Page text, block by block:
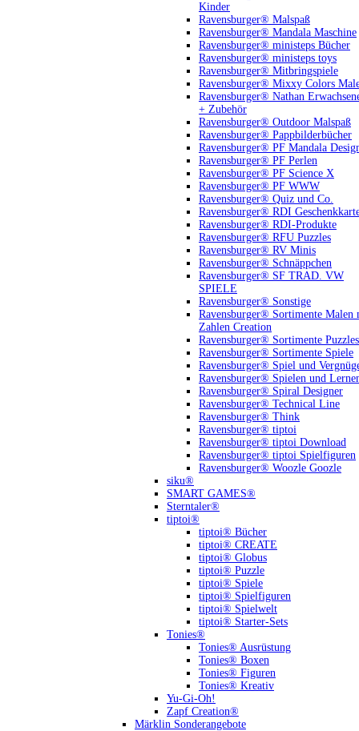
Kinder
Ravensburger® Malspaß
Ravensburger® Mandala Maschine
Ravensburger® ministeps Bücher
Ravensburger® ministeps toys
Ravensburger® Mitbringspiele
Ravensburger® Mixxy Colors
Ravensburger® Nathan
+ Zubehör
Ravensburger® Outdoor Malspaß
Ravensburger® Pappbilderbücher
Ravensburger® PF Mandala
Ravensburger® PF Perlen
Ravensburger® PF Science X
Ravensburger® PF WWW
Ravensburger® Quiz und Co.
Ravensburger® RDI
Ravensburger® RDI-Produkte
Ravensburger® RFU Puzzles
Ravensburger® RV Minis
Ravensburger® Schnäppchen
Ravensburger® SF TRAD. VW
SPIELE
Ravensburger® Sonstige
Ravensburger® Sortimente Malen
Zahlen Creation
Ravensburger® Sortimente Puzzles
Ravensburger® Sortimente Spiele
Ravensburger® Spiel und
Ravensburger® Spielen und
Ravensburger® Spiral Designer
Ravensburger® Technical Line
Ravensburger® Think
Ravensburger® tiptoi
Ravensburger® tiptoi Download
Ravensburger® tiptoi Spielfiguren
Ravensburger® Woozle Goozle
siku®
SMART GAMES®
Sterntaler®
tiptoi®
tiptoi® Bücher
tiptoi® CREATE
tiptoi® Globus
tiptoi® Puzzle
tiptoi® Spiele
tiptoi® Spielfiguren
tiptoi® Spielwelt
tiptoi® Starter-Sets
Tonies®
Tonies® Ausrüstung
Tonies® Boxen
Tonies® Figuren
Tonies® Kreativ
Yu-Gi-Oh!
Zapf Creation®
Märklin Sonderangebote